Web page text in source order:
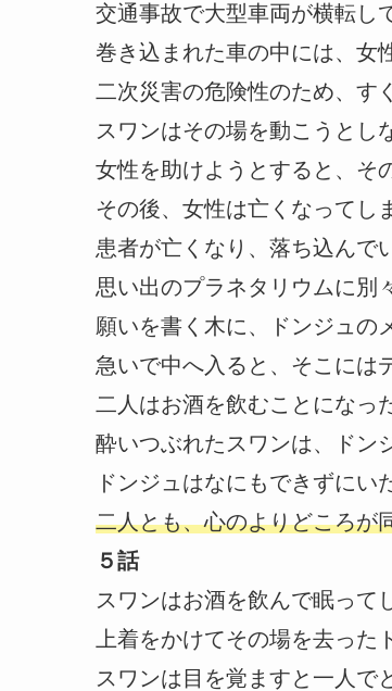
交通事故で大型車両が横転し
巻き込まれた車の中には、女
二次災害の危険性のため、す
スワンはその場を動こうとし
女性を助けようとすると、そ
その後、女性は亡くなってし
患者が亡くなり、落ち込んで
思い出のプラネタリウムに別
願いを書く木に、ドンジュの
急いで中へ入ると、そこには
二人はお酒を飲むことになっ
酔いつぶれたスワンは、ドン
ドンジュはなにもできずにい
二人とも、心のよりどころが
５話
スワンはお酒を飲んで眠って
上着をかけてその場を去った
スワンは目を覚ますと一人で